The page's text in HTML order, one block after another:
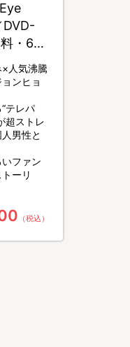
DVD-
・6枚
人気沸騰
ンヒョ
テレパ
超ストレ
男性と
ファン
ーリ
（税込）